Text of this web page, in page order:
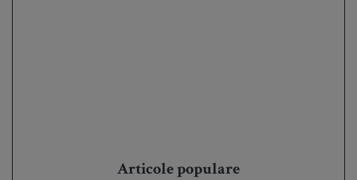
Articole populare